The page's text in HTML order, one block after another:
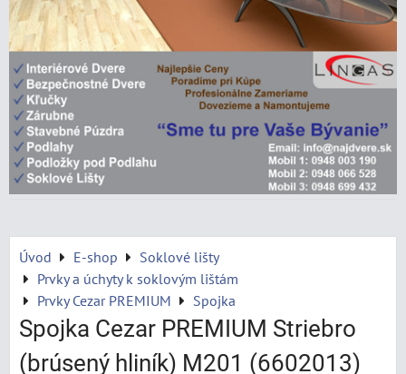
Úvod E-shop
Soklové lišty
Prvky a úchyty k soklovým lištám
Prvky Cezar PREMIUM
Spojka
Spojka Cezar PREMIUM Striebro
(brúsený hliník) M201 (6602013)